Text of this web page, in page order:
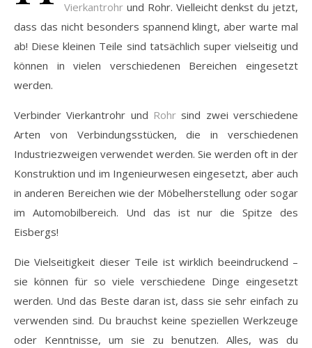
Vierkantrohr und Rohr. Vielleicht denkst du jetzt,
dass das nicht besonders spannend klingt, aber warte mal
ab! Diese kleinen Teile sind tatsächlich super vielseitig und
können in vielen verschiedenen Bereichen eingesetzt
werden.
Verbinder Vierkantrohr und Rohr sind zwei verschiedene
Arten von Verbindungsstücken, die in verschiedenen
Industriezweigen verwendet werden. Sie werden oft in der
Konstruktion und im Ingenieurwesen eingesetzt, aber auch
in anderen Bereichen wie der Möbelherstellung oder sogar
im Automobilbereich. Und das ist nur die Spitze des
Eisbergs!
Die Vielseitigkeit dieser Teile ist wirklich beeindruckend –
sie können für so viele verschiedene Dinge eingesetzt
werden. Und das Beste daran ist, dass sie sehr einfach zu
verwenden sind. Du brauchst keine speziellen Werkzeuge
oder Kenntnisse, um sie zu benutzen. Alles, was du